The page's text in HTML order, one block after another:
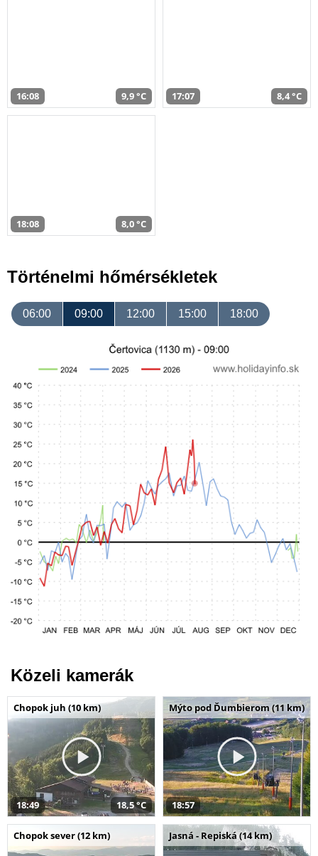
16:08 9,9 °C 17:07 8,4 °C
18:08 8,0 °C
Történelmi hőmérsékletek
06:00 09:00 12:00 15:00 18:00
Közeli kamerák
Chopok juh (10 km)
18:49 18,5 °C
Mýto pod Ďumbierom (11 km)
18:57
Chopok sever (12 km) Jasná - Repiská (14 km)